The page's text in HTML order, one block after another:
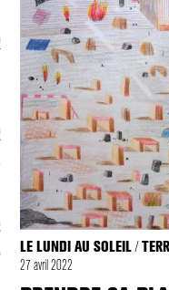
DE BASE
et politique
CONTINU
et prisons
LE LUNDI AU SOLEIL/
27 avril 2022